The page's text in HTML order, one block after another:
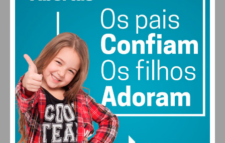
30°
SEX
28
SÁB
28°
DOM
29°
SEG
ALTERAR